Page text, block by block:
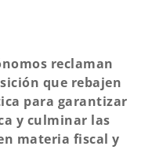
reclaman
que rebajen
para garantizar
y culminar las
materia fiscal y